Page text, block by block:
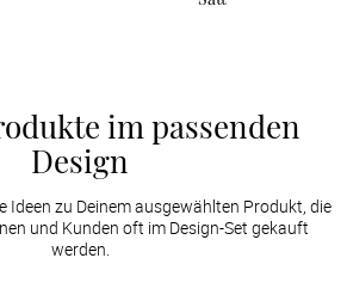
im passenden
Design
Ideen zu Deinem ausgewählten Produkt, die
und Kunden oft im Design-Set gekauft
werden.